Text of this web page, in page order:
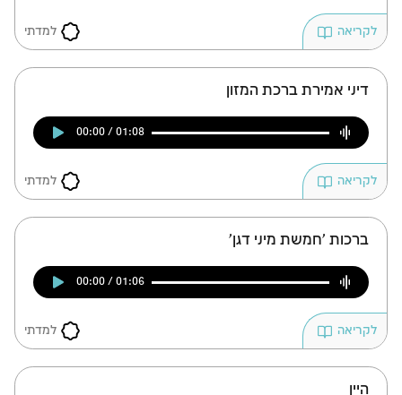
למדתי לקריאה
דיני אמירת ברכת המזון
00:00 / 01:08
למדתי לקריאה
ברכות 'חמשת מיני דגן'
00:00 / 01:06
למדתי לקריאה
היין